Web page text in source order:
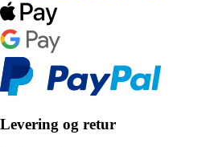
Levering og retur